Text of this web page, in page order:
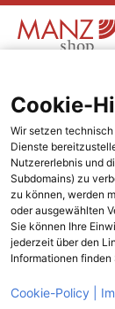
Cookie-
Wir setzen
Dienste
Nutzererlebnis und
Subdomains) zu
zu können, werden
oder ausgewählten
Sie können Ihre
jederzeit über den
Informationen finden
Cookie-Policy |